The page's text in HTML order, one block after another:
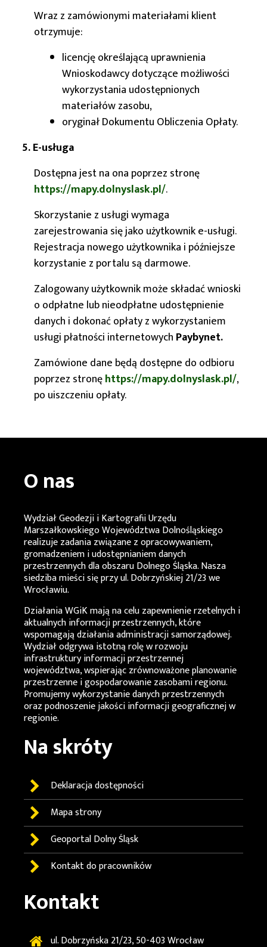
Wraz z zamówionymi materiałami klient
otrzymuje:
licencję określającą uprawnienia
Wnioskodawcy dotyczące możliwości
wykorzystania udostępnionych
materiałów zasobu,
oryginał Dokumentu Obliczenia Opłaty.
5. E-usługa
Dostępna jest na ona poprzez stronę
https://mapy.dolnyslask.pl/.
Skorzystanie z usługi wymaga
zarejestrowania się jako użytkownik e-usługi.
Rejestracja nowego użytkownika i późniejsze
korzystanie z portalu są darmowe.
Zalogowany użytkownik może składać wnioski
o odpłatne lub nieodpłatne udostępnienie
danych i dokonać opłaty z wykorzystaniem
usługi płatności internetowych Paybynet.
Zamówione dane będą dostępne do odbioru
poprzez stronęhttps://mapy.dolnyslask.pl/,
po uiszczeniu opłaty.
O nas
Wydział Geodezji i Kartografii Urzędu
Marszałkowskiego Województwa Dolnośląskiego
realizuje zadania związane z opracowywaniem,
gromadzeniem i udostępnianiem danych
przestrzennych dla obszaru Dolnego Śląska. Nasza
siedziba mieści się przy ul. Dobrzyńskiej 21/23 we
Wrocławiu.
DziałaniaWGiKmają na celu zapewnienie rzetelnych i
aktualnych informacji przestrzennych, które
wspomagają działania administracji samorządowej.
Wydział odgrywa istotną rolę w rozwoju
infrastruktury informacji przestrzennej
województwa, wspierając zrównoważone planowanie
przestrzenne i gospodarowanie zasobami regionu.
Promujemy wykorzystanie danych przestrzennych
oraz podnoszenie jakości informacji geograficznej w
regionie.
Na skróty
Deklaracja dostępności
Mapa strony
GeoportalDolny Śląsk
Kontakt do pracowników
Kontakt
ul. Dobrzyńska 21/23, 50-403 Wrocław